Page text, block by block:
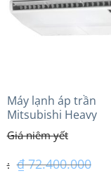
Máy lạnh áp trần
Mitsubishi Heavy
FDE140VG (6.0Hp)
– 3 Pha
₫72.400.000